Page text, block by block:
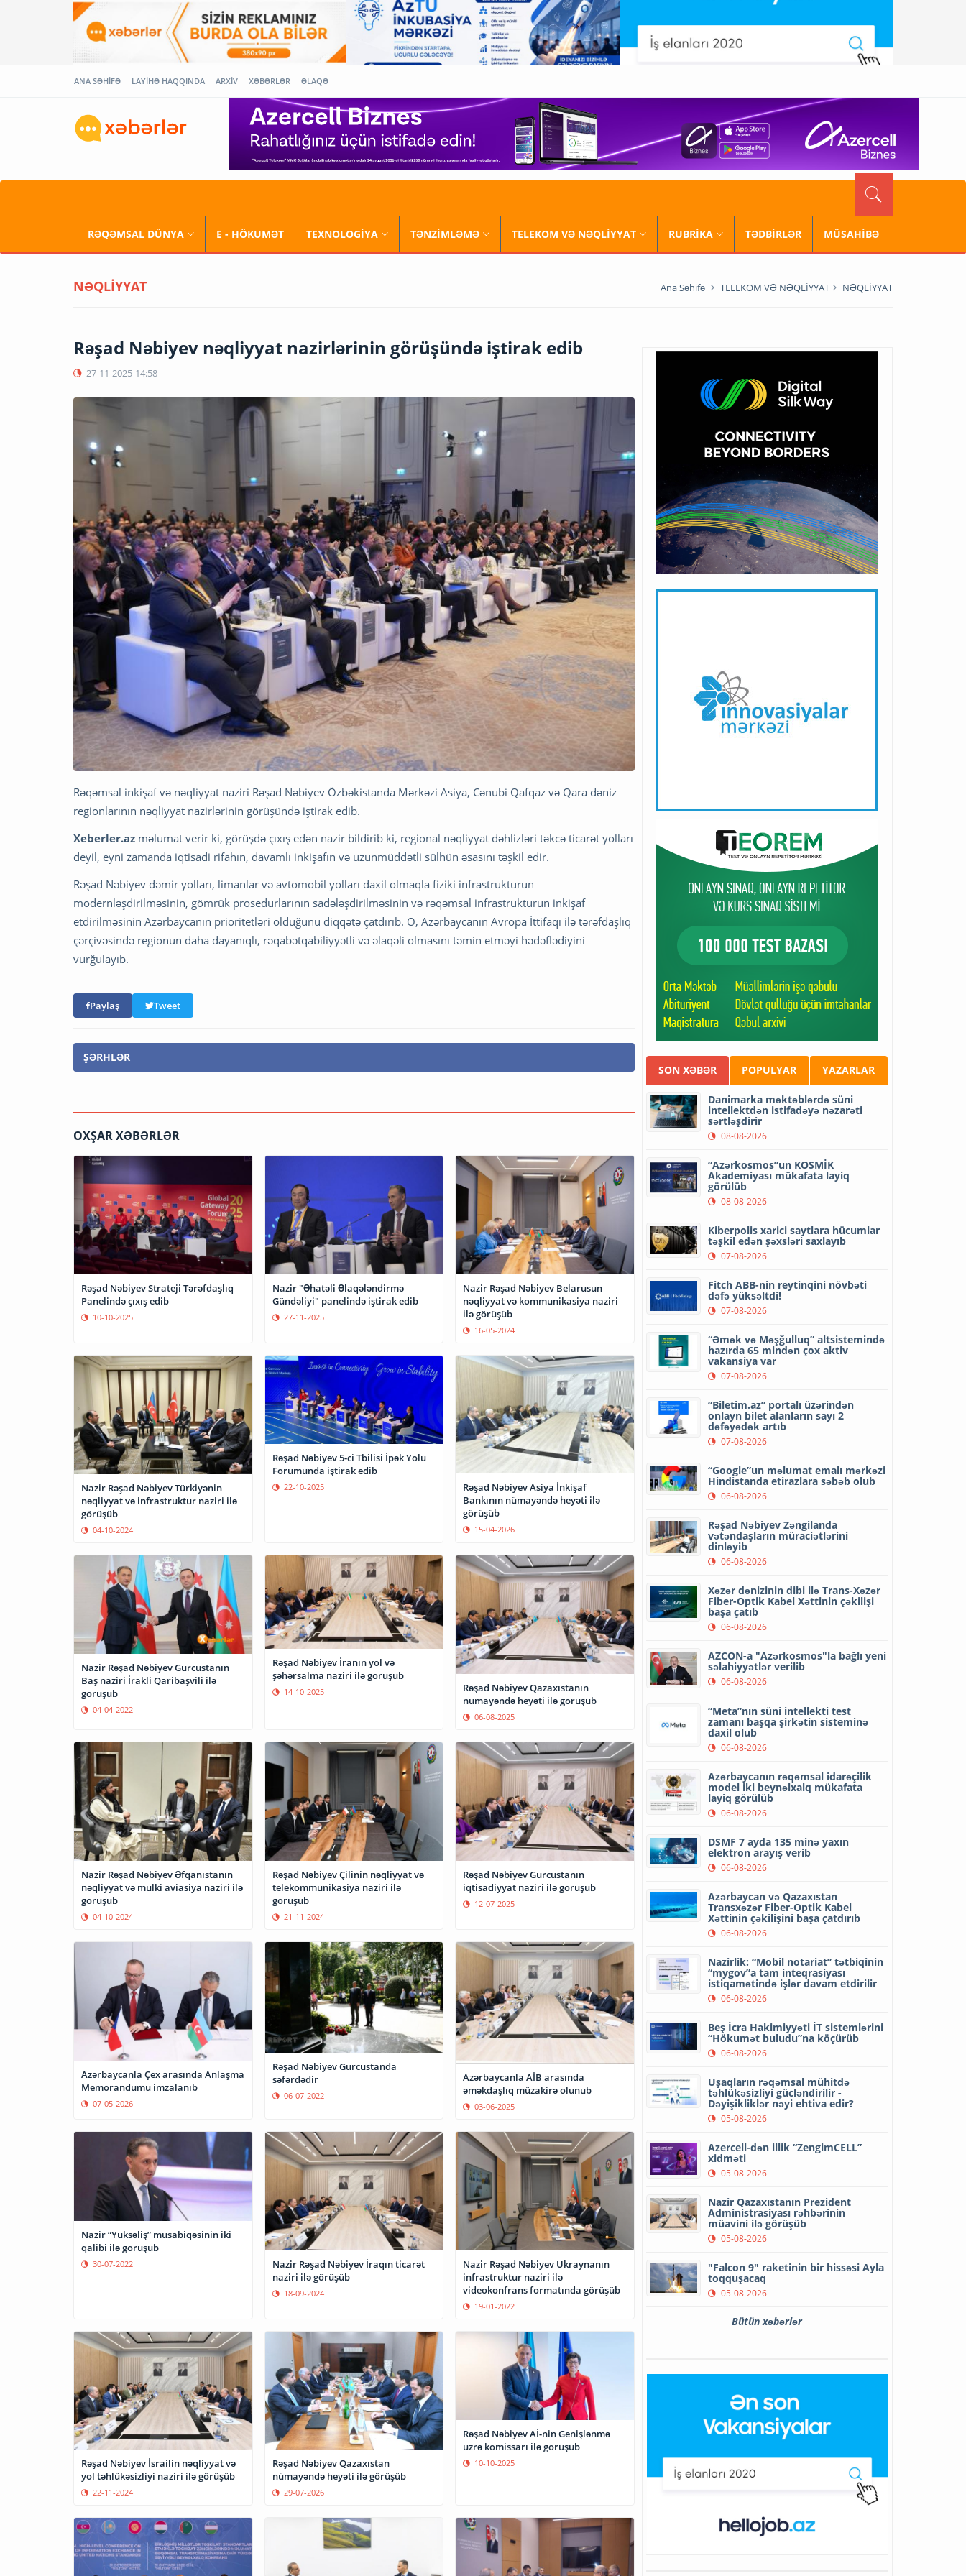
ANA SƏHİFƏ LAYİHƏ HAQQINDA ARXİV XƏBƏRLƏR ƏLAQƏ
RƏQƏMSAL DÜNYA E - HÖKUMƏT TEXNOLOGİYA TƏNZİMLƏMƏ TELEKOM VƏ NƏQLİYYAT RUBRİKA TƏDBİRLƏR MÜSAHİBƏ
NƏQLİYYAT Ana Səhifə TELEKOM VƏ NƏQLİYYAT NƏQLİYYAT
Rəşad Nəbiyev nəqliyyat nazirlərinin görüşündə iştirak edib
27-11-2025 14:58
Rəqəmsal inkişaf və nəqliyyat naziri Rəşad Nəbiyev Özbəkistanda Mərkəzi Asiya, Cənubi Qafqaz və Qara dəniz
regionlarının nəqliyyat nazirlərinin görüşündə iştirak edib.
Xeberler.az məlumat verir ki, görüşdə çıxış edən nazir bildirib ki, regional nəqliyyat dəhlizləri təkcə ticarət yolları
deyil, eyni zamanda iqtisadi rifahın, davamlı inkişafın və uzunmüddətli sülhün əsasını təşkil edir.
Rəşad Nəbiyev dəmir yolları, limanlar və avtomobil yolları daxil olmaqla fiziki infrastrukturun
modernləşdirilməsinin, gömrük prosedurlarının sadələşdirilməsinin və rəqəmsal infrastrukturun inkişaf
etdirilməsinin Azərbaycanın prioritetləri olduğunu diqqətə çatdırıb. O, Azərbaycanın Avropa İttifaqı ilə tərəfdaşlıq
çərçivəsində regionun daha dayanıqlı, rəqabətqabiliyyətli və əlaqəli olmasını təmin etməyi hədəflədiyini
vurğulayıb.
Paylaş Tweet
ŞƏRHLƏR
OXŞAR XƏBƏRLƏR
Rəşad Nəbiyev Strateji Tərəfdaşlıq
Panelində çıxış edib
10-10-2025
Nazir "Əhatəli Əlaqələndirmə
Gündəliyi" panelində iştirak edib
27-11-2025
Nazir Rəşad Nəbiyev Belarusun
nəqliyyat və kommunikasiya naziri
ilə görüşüb
16-05-2024
Nazir Rəşad Nəbiyev Türkiyənin
nəqliyyat və infrastruktur naziri ilə
görüşüb
04-10-2024
Rəşad Nəbiyev 5-ci Tbilisi İpək Yolu
Forumunda iştirak edib
22-10-2025
Rəşad Nəbiyev Asiya İnkişaf
Bankının nümayəndə heyəti ilə
görüşüb
15-04-2026
Nazir Rəşad Nəbiyev Gürcüstanın
Baş naziri İrakli Qaribaşvili ilə
görüşüb
04-04-2022
Rəşad Nəbiyev İranın yol və
şəhərsalma naziri ilə görüşüb
14-10-2025
Rəşad Nəbiyev Qazaxıstanın
nümayəndə heyəti ilə görüşüb
06-08-2025
Nazir Rəşad Nəbiyev Əfqanıstanın
nəqliyyat və mülki aviasiya naziri ilə
görüşüb
04-10-2024
Rəşad Nəbiyev Çilinin nəqliyyat və
telekommunikasiya naziri ilə
görüşüb
21-11-2024
Rəşad Nəbiyev Gürcüstanın
iqtisadiyyat naziri ilə görüşüb
12-07-2025
Azərbaycanla Çex arasında Anlaşma
Memorandumu imzalanıb
07-05-2026
Rəşad Nəbiyev Gürcüstanda
səfərdədir
06-07-2022
Azərbaycanla AİB arasında
əməkdaşlıq müzakirə olunub
03-06-2025
Nazir “Yüksəliş” müsabiqəsinin iki
qalibi ilə görüşüb
30-07-2022
Nazir Rəşad Nəbiyev İraqın ticarət
naziri ilə görüşüb
18-09-2024
Nazir Rəşad Nəbiyev Ukraynanın
infrastruktur naziri ilə
videokonfrans formatında görüşüb
19-01-2022
Rəşad Nəbiyev İsrailin nəqliyyat və
yol təhlükəsizliyi naziri ilə görüşüb
22-11-2024
Rəşad Nəbiyev Qazaxıstan
nümayəndə heyəti ilə görüşüb
29-07-2026
Rəşad Nəbiyev Aİ-nin Genişlənmə
üzrə komissarı ilə görüşüb
10-10-2025
SON XƏBƏR POPULYAR YAZARLAR
Danimarka məktəblərdə süni
intellektdən istifadəyə nəzarəti
sərtləşdirir
08-08-2026
“Azərkosmos”un KOSMİK
Akademiyası mükafata layiq
görülüb
08-08-2026
Kiberpolis xarici saytlara hücumlar
təşkil edən şəxsləri saxlayıb
07-08-2026
Fitch ABB-nin reytinqini növbəti
dəfə yüksəltdi!
07-08-2026
“Əmək və Məşğulluq” altsistemində
hazırda 65 mindən çox aktiv
vakansiya var
07-08-2026
“Biletim.az” portalı üzərindən
onlayn bilet alanların sayı 2
dəfəyədək artıb
07-08-2026
“Google”un məlumat emalı mərkəzi
Hindistanda etirazlara səbəb olub
06-08-2026
Rəşad Nəbiyev Zəngilanda
vətəndaşların müraciətlərini
dinləyib
06-08-2026
Xəzər dənizinin dibi ilə Trans-Xəzər
Fiber-Optik Kabel Xəttinin çəkilişi
başa çatıb
06-08-2026
AZCON-a "Azərkosmos"la bağlı yeni
səlahiyyətlər verilib
06-08-2026
“Meta”nın süni intellekti test
zamanı başqa şirkətin sisteminə
daxil olub
06-08-2026
Azərbaycanın rəqəmsal idarəçilik
model iki beynəlxalq mükafata
layiq görülüb
06-08-2026
DSMF 7 ayda 135 minə yaxın
elektron arayış verib
06-08-2026
Azərbaycan və Qazaxıstan
Transxəzər Fiber-Optik Kabel
Xəttinin çəkilişini başa çatdırıb
06-08-2026
Nazirlik: “Mobil notariat” tətbiqinin
“mygov”a tam inteqrasiyası
istiqamətində işlər davam etdirilir
06-08-2026
Beş İcra Hakimiyyəti İT sistemlərini
“Hökumət buludu”na köçürüb
06-08-2026
Uşaqların rəqəmsal mühitdə
təhlükəsizliyi gücləndirilir -
Dəyişikliklər nəyi ehtiva edir?
05-08-2026
Azercell-dən illik “ZengimCELL”
xidməti
05-08-2026
Nazir Qazaxıstanın Prezident
Administrasiyası rəhbərinin
müavini ilə görüşüb
05-08-2026
"Falcon 9" raketinin bir hissəsi Ayla
toqquşacaq
05-08-2026
Bütün xəbərlər